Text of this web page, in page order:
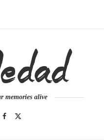
memories alive